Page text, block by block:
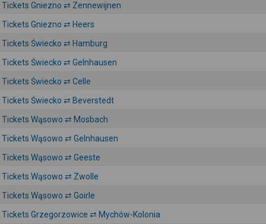
Tickets Gniezno ⇄ Zennewijnen
Tickets Gniezno ⇄ Heers
Tickets Świecko ⇄ Hamburg
Tickets Świecko ⇄ Gelnhausen
Tickets Świecko ⇄ Celle
Tickets Świecko ⇄ Beverstedt
Tickets Wąsowo ⇄ Mosbach
Tickets Wąsowo ⇄ Gelnhausen
Tickets Wąsowo ⇄ Geeste
Tickets Wąsowo ⇄ Zwolle
Tickets Wąsowo ⇄ Goirle
Tickets Grzegorzowice ⇄ Mychów-Kolonia